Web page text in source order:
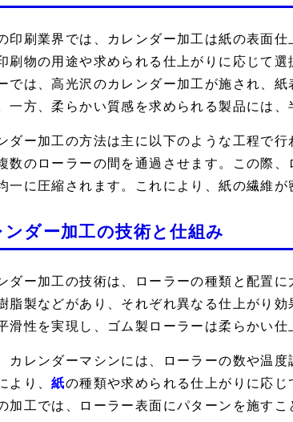
印刷業界では、カレンダー加工は紙の表面
刷物の用途や求められる仕上がりに応じて
では、高光沢のカレンダー加工が施され、
一方、柔らかい質感を求められる製品には
ダー加工の方法は主に以下のような工程で
数のローラーの間を通過させます。この際
一に圧縮されます。これにより、紙の繊維
ンダー加工の技術と仕組み
ダー加工の技術は、ローラーの種類と配置
脂製などがあり、それぞれ異なる仕上がり
滑性を実現し、ゴム製ローラーは柔らかい仕
カレンダーマシンには、ローラーの数や温度
より、紙の種類や求められる仕上がりに応
加工では、ローラー表面にパターンを施す